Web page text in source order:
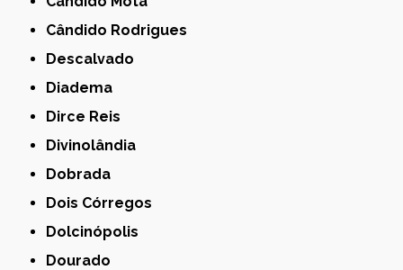
Cândido Rodrigues
Descalvado
Diadema
Dirce Reis
Divinolândia
Dobrada
Dois Córregos
Dolcinópolis
Dourado